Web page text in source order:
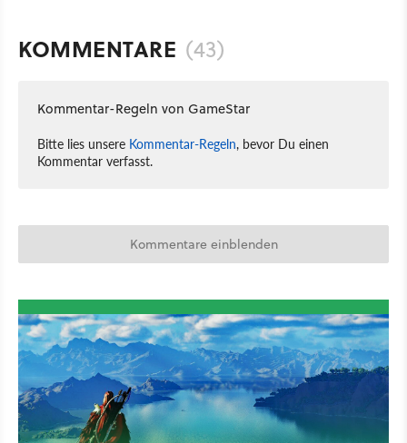
KOMMENTARE (43)
Kommentar-Regeln von GameStar
Bitte lies unsere Kommentar-Regeln, bevor Du einen
Kommentar verfasst.
Kommentare einblenden